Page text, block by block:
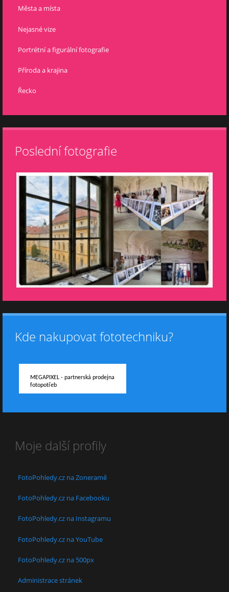
Města a místa
Nejasné vize
Portrétní a figurální fotografie
Příroda a krajina
Řecko
Poslední fotografie
Kde nakupovat fototechniku?
MEGAPIXEL - partnerská prodejna
fotopotřeb
Moje další profily
FotoPohledy.cz na Zoneramě
FotoPohledy.cz na Facebooku
FotoPohledy.cz na Instagramu
FotoPohledy.cz na YouTube
FotoPohledy.cz na 500px
Administrace stránek